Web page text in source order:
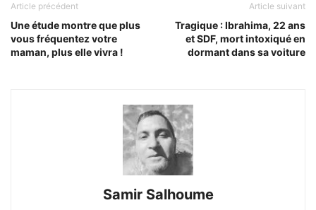
Article précédent
Une étude montre que plus
vous fréquentez votre
maman, plus elle vivra !
Article suivant
Tragique : Ibrahima, 22 ans
et SDF, mort intoxiqué en
dormant dans sa voiture
Samir Salhoume